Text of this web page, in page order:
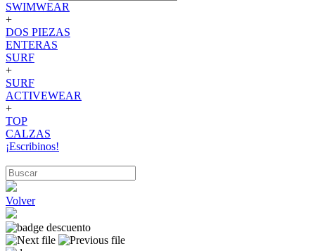
SWIMWEAR
+
DOS PIEZAS
ENTERAS
SURF
+
SURF
ACTIVEWEAR
+
TOP
CALZAS
¡Escribinos!
Volver